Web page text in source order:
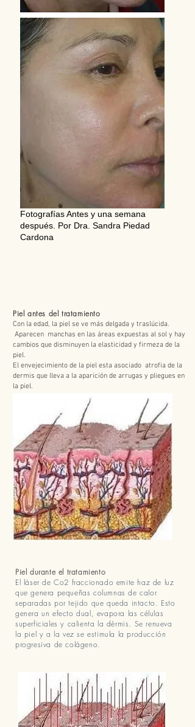
Fotografías Antes y una semana
después. Por Dra. Sandra Piedad
Cardona
Piel antes del tratamiento
Con la edad, la piel se ve más delgada y traslúcida.
Aparecen manchas en las áreas expuestas al sol y hay
cambios que disminuyen la elasticidad y firmeza de la
piel.
El envejecimiento de la piel esta asociado atrofia de la
dermis que lleva a la aparición de arrugas y pliegues en
la piel.
Piel durante el tratamiento
El láser de Co2 fraccionado emite haz de luz
que genera pequeñas columnas de calor
separadas por tejido que queda intacto. Esto
genera un efecto dual, evapora las células
superficiales y calienta la dérmis. Se renueva
la piel y a la vez se estimula la producción
progresiva de colágeno.